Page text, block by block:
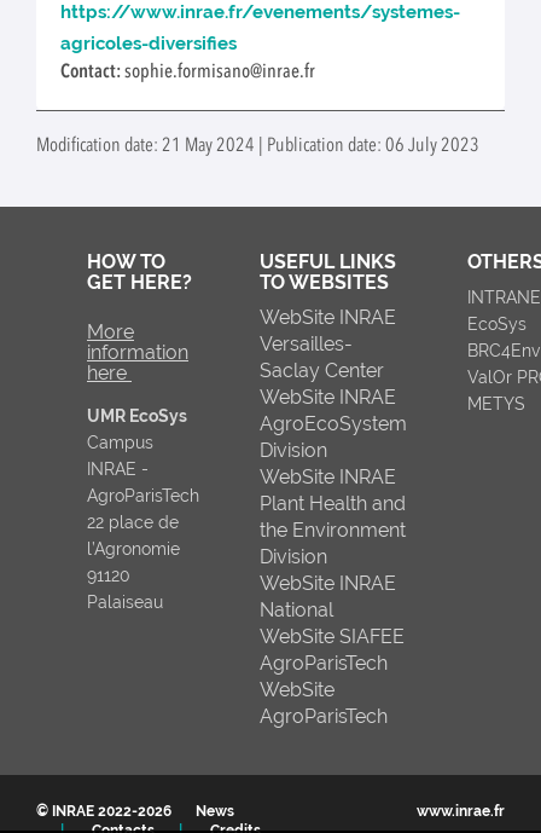
https://www.inrae.fr/evenements/systemes-
agricoles-diversifies
Contact:sophie.formisano@inrae.fr
Modification date: 21 May 2024 | Publication date: 06 July 2023
HOW TO
GET HERE?
More
information
here
UMR EcoSys
Campus
INRAE -
AgroParisTech
22 place de
l’Agronomie
91120
Palaiseau
USEFUL LINKS
TO WEBSITES
WebSite INRAE
Versailles-
Saclay Center
WebSite INRAE
AgroEcoSystem
Division
WebSite INRAE
Plant Health and
the Environment
Division
WebSite INRAE
National
WebSite SIAFEE
AgroParisTech
WebSite
AgroParisTech
EcoSys
BRC4Env
ValOr
METYS
© INRAE 2022-2026
News
www.inrae.fr